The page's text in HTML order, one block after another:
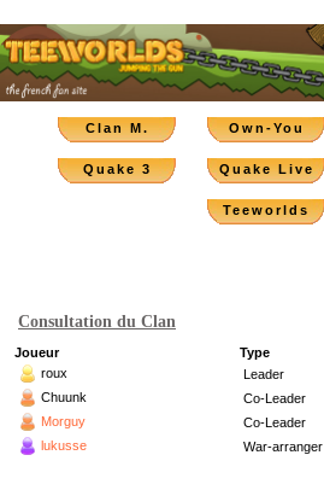
Clan M. Own-You
Quake 3 Quake Live
Teeworlds
Consultation du Clan
Joueur
Type
roux
Leader
Chuunk
Co-Leader
Morguy
Co-Leader
lukusse
War-arranger